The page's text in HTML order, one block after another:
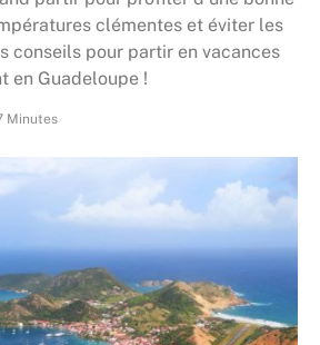
clémentes et éviter les
conseils pour partir en vacances
en Guadeloupe !
Minutes